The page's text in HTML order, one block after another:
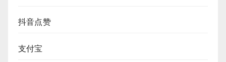
抖音点赞
支付宝